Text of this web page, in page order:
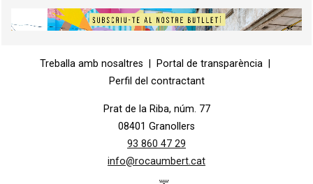
Treballa amb nosaltres
Portal de transparència
Perfil del contractant
Prat de la Riba, núm. 77
08401 Granollers
93 860 47 29
info@rocaumbert.cat